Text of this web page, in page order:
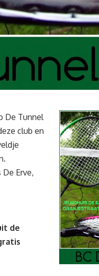
De Tunnel
club en
Erve,
de